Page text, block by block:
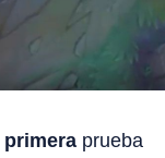
primera prueba